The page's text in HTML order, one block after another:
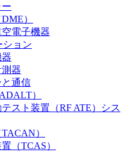
）
電子機器
ション
器
通信
）
スト装置（RF ATE）シス
）
（TCAS）